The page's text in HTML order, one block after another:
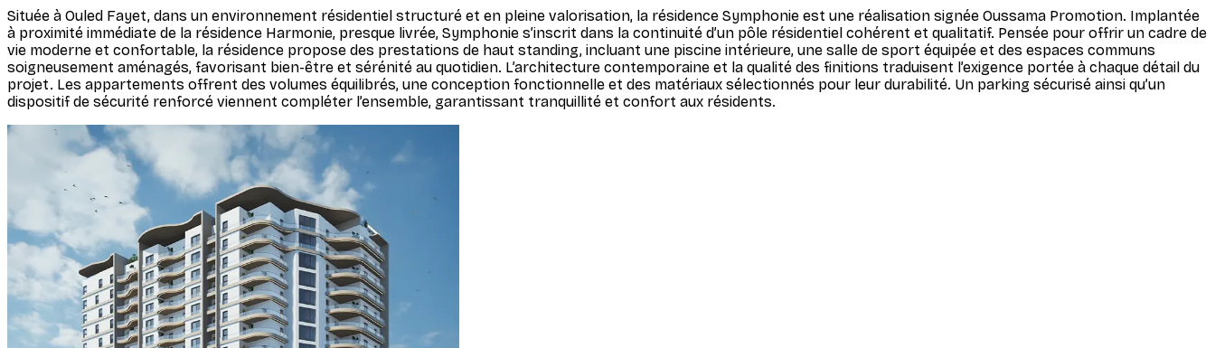
Située à Ouled Fayet, dans un environnement résidentiel structuré et en pleine valorisation, la résidence Symphonie est une réalisation signée Oussama Promotion. Implantée
à proximité immédiate de la résidence Harmonie, presque livrée, Symphonie s’inscrit dans la continuité d’un pôle résidentiel cohérent et qualitatif. Pensée pour offrir un cadre de
vie moderne et confortable, la résidence propose des prestations de haut standing, incluant une piscine intérieure, une salle de sport équipée et des espaces communs
soigneusement aménagés, favorisant bien-être et sérénité au quotidien. L’architecture contemporaine et la qualité des finitions traduisent l’exigence portée à chaque détail du
projet. Les appartements offrent des volumes équilibrés, une conception fonctionnelle et des matériaux sélectionnés pour leur durabilité. Un parking sécurisé ainsi qu’un
dispositif de sécurité renforcé viennent compléter l’ensemble, garantissant tranquillité et confort aux résidents.